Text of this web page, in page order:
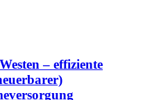
– effiziente